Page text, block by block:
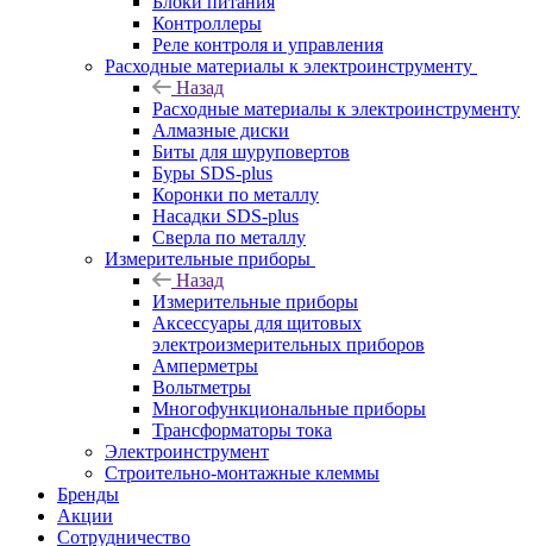
Контроллеры
Реле контроля и управления
Расходные материалы к электроинструменту
Назад
Расходные материалы к электроинструменту
Алмазные диски
Биты для шуруповертов
Буры SDS-plus
Коронки по металлу
Насадки SDS-plus
Сверла по металлу
Измерительные приборы
Назад
Измерительные приборы
Аксессуары для щитовых
электроизмерительных приборов
Амперметры
Вольтметры
Многофункциональные приборы
Трансформаторы тока
Электроинструмент
Строительно-монтажные клеммы
Бренды
Акции
Сотрудничество